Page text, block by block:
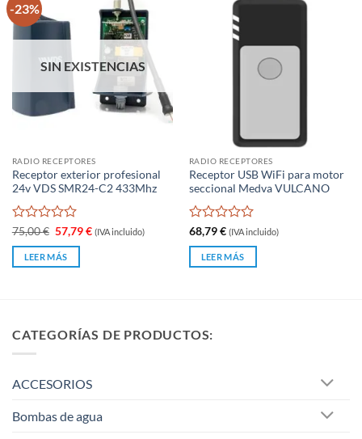
-23%
SIN EXISTENCIAS
RADIO RECEPTORES
Receptor exterior profesional
24v VDS SMR24-C2 433Mhz
Valorado
con
de
75,00€ El
precio
original
era:
57,79€El
precio
(IVA incluido)
LEER MÁS
RADIO RECEPTORES
Receptor USB WiFi para motor
seccional Medva VULCANO
Valorado
con
de
68,79€ (IVA incluido)
LEER MÁS
CATEGORÍAS DE PRODUCTOS:
ACCESORIOS
Bombas de agua